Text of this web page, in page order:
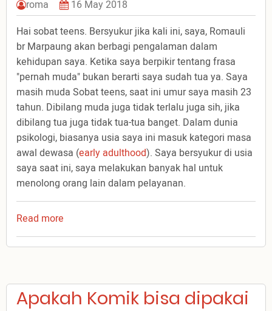
roma
16 May 2018
Hai sobat teens. Bersyukur jika kali ini, saya, Romauli
br Marpaung akan berbagi pengalaman dalam
kehidupan saya. Ketika saya berpikir tentang frasa
"pernah muda" bukan berarti saya sudah tua ya. Saya
masih muda Sobat teens, saat ini umur saya masih 23
tahun. Dibilang muda juga tidak terlalu juga sih, jika
dibilang tua juga tidak tua-tua banget. Dalam dunia
psikologi, biasanya usia saya ini masuk kategori masa
awal dewasa (early adulthood). Saya bersyukur di usia
saya saat ini, saya melakukan banyak hal untuk
menolong orang lain dalam pelayanan.
Read more
PERNAH
MUDA
Apakah Komik bisa dipakai